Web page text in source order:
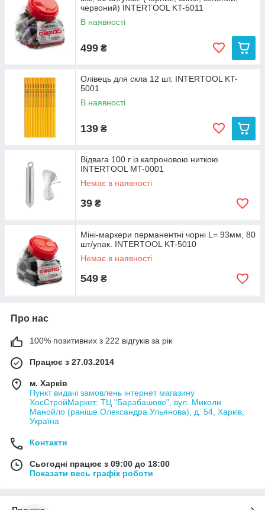
червоний) INTERTOOL KT-5011
В наявності
499 ₴
Олівець для скла 12 шт. INTERTOOL KT-
5001
В наявності
139 ₴
Відвага 100 г із капроновою ниткою
INTERTOOL MT-0001
Немає в наявності
39 ₴
Міні-маркери перманентні чорні L= 93мм, 80
шт/упак. INTERTOOL KT-5010
Немає в наявності
549 ₴
Про нас
100% позитивних з 222 відгуків за рік
Працює з 27.03.2014
м. Харків
Пункт видачі замовлень інтернет магазину
ХосСтройМаркет: ТЦ "Барабашове", вул. Миколи
Манойло (раніше Олександра Ульянова), д. 54, Харків,
Україна
Контакти
Сьогодні працює з 09:00 до 18:00
Показати весь графік роботи